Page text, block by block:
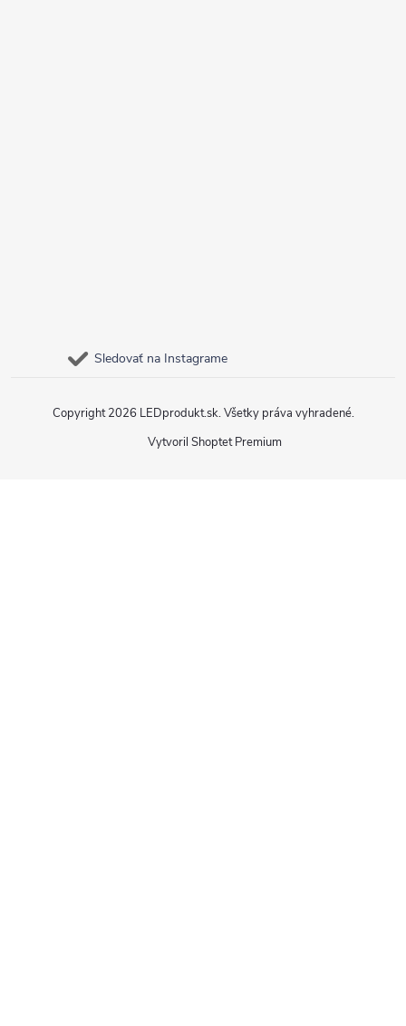
Sledovať na Instagrame
Vytvoril Shoptet Premium
Copyright 2026 LEDprodukt.sk. Všetky práva vyhradené.